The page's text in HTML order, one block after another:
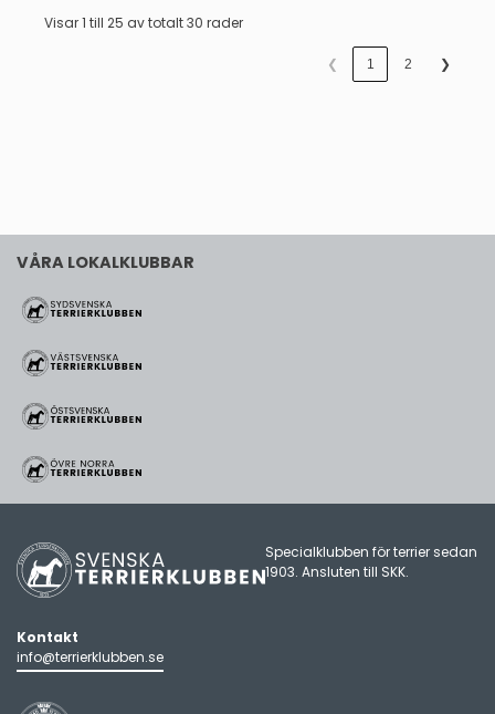
Visar 1 till 25 av totalt 30 rader
❮ 1 2 ❯
VÅRA LOKALKLUBBAR
Specialklubben för terrier sedan
1903. Ansluten till SKK.
Kontakt
info@terrierklubben.se